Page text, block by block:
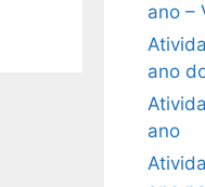
ano –
ano
ano